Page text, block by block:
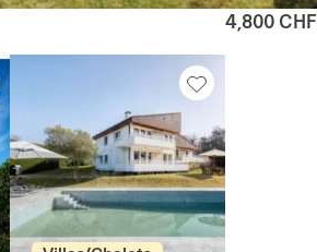
4,800 CHF